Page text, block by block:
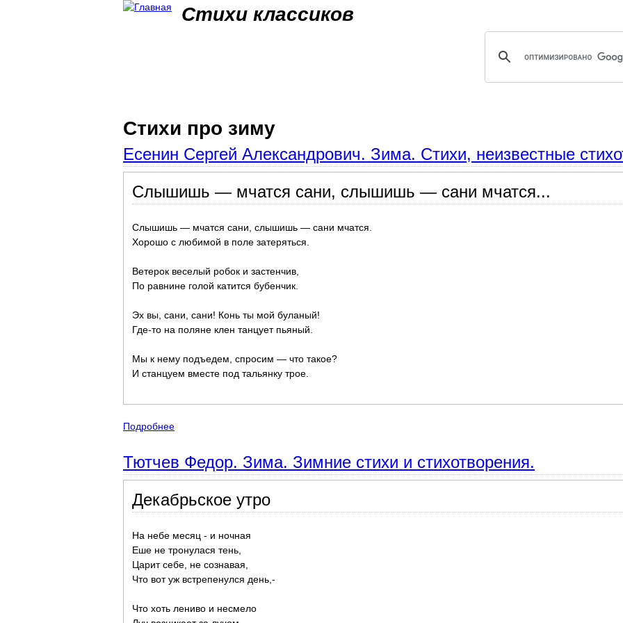
Стихи классиков
Стихи про зиму
Есенин Сергей Александрович. Зима. Стихи, неизвестные
Слышишь — мчатся сани, слышишь — сани мчатся...
Слышишь — мчатся сани, слышишь — сани мчатся.
Хорошо с любимой в поле затеряться.
Ветерок веселый робок и застенчив,
По равнине голой катится бубенчик.
Эх вы, сани, сани! Конь ты мой буланый!
Где-то на поляне клен танцует пьяный.
Мы к нему подъедем, спросим — что такое?
И станцуем вместе под тальянку трое.
Подробнее
Тютчев Федор. Зима. Зимние стихи и стихотворения.
Декабрьское утро
На небе месяц - и ночная
Еше не тронулася тень,
Царит себе, не сознавая,
Что вот уж встрепенулся день,-
Что хоть лениво и несмело